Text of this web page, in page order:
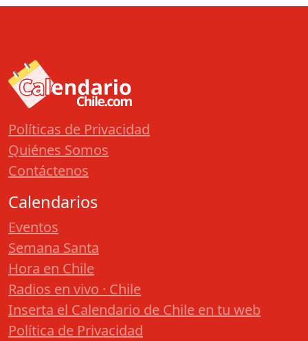
Políticas de Privacidad
Quiénes Somos
Contáctenos
Calendarios
Eventos
Semana Santa
Hora en Chile
Radios en vivo · Chile
Inserta el Calendario de Chile en tu web
Política de Privacidad